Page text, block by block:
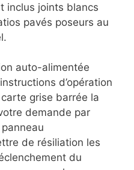
inclus joints blancs
pavés poseurs au
auto-alimentée
d’opération
grise barrée la
demande par
de résiliation les
du